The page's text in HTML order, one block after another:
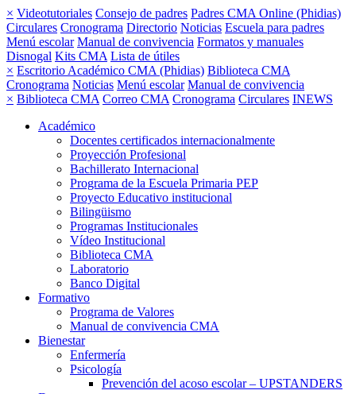
× Videotutoriales Consejo de padres Padres CMA Online (Phidias)
Circulares Cronograma Directorio Noticias Escuela para padres
Menú escolar Manual de convivencia Formatos y manuales
Disnogal Kits CMA Lista de útiles
× Escritorio Académico CMA (Phidias) Biblioteca CMA
Cronograma Noticias Menú escolar Manual de convivencia
× Biblioteca CMA Correo CMA Cronograma Circulares INEWS
Académico
Docentes certificados internacionalmente
Proyección Profesional
Bachillerato Internacional
Programa de la Escuela Primaria PEP
Proyecto Educativo institucional
Bilingüismo
Programas Institucionales
Vídeo Institucional
Biblioteca CMA
Laboratorio
Banco Digital
Formativo
Programa de Valores
Manual de convivencia CMA
Bienestar
Enfermería
Psicología
Prevención del acoso escolar – UPSTANDERS